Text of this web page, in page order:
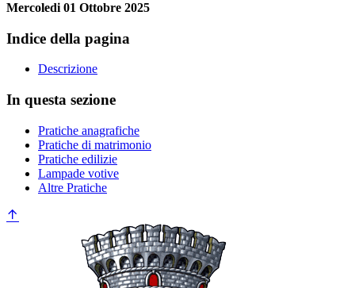
Mercoledi 01 Ottobre 2025
Indice della pagina
Descrizione
In questa sezione
Pratiche anagrafiche
Pratiche di matrimonio
Pratiche edilizie
Lampade votive
Altre Pratiche